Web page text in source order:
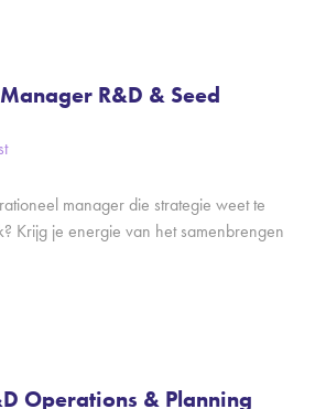
R&D & Seed
manager die strategie weet te
Krijg je energie van het samenbrengen
Operations & Planning